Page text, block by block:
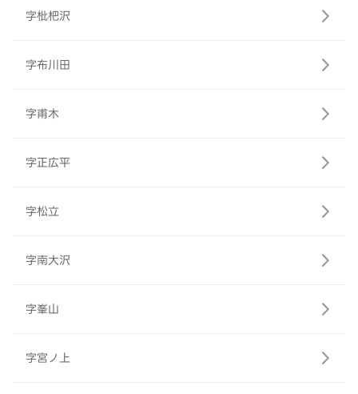
字枇杷沢
字布川田
字甫木
字正広平
字松立
字南大沢
字峯山
字宮ノ上